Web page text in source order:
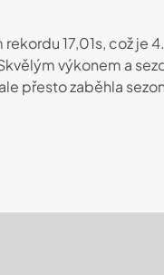
17,01s, což je
výkonem a
přesto zaběhla